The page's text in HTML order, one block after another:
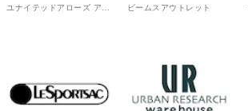
OUTLET
ユナイテッドアローズ アウ
ビームスアウトレット